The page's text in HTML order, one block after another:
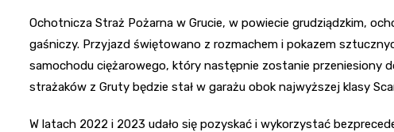
Ochotnicza Straż Pożarna w Grucie, w powiecie grudziądzkim,
gaśniczy. Przyjazd świętowano z rozmachem i pokazem
samochodu ciężarowego, który następnie zostanie przeniesiony
strażaków z Gruty będzie stał w garażu obok najwyższej klasy
W latach 2022 i 2023 udało się pozyskać i wykorzystać